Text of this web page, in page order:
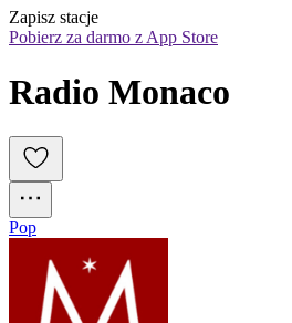
Zapisz stacje
Pobierz za darmo z App Store
Radio Monaco
Pop